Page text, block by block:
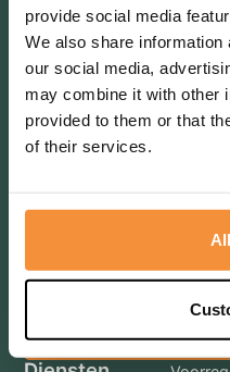
provide social media
We also share
our social media,
may combine it with other
provided to them or that
of their services.
info@livestro-
Postbus 1, 3880 AA
Putten 0341 230 302
Volg ons ook op social
Bel mij terug